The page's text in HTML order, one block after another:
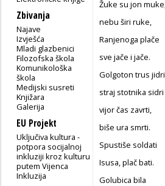
Zbivanja
Najave
Izvješća
Mladi glazbenici
Filozofska škola
Komunikološka
škola
Medijski susreti
Knjižara
Galerija
EU Projekt
Uključiva kultura -
potpora socijalnoj
inkluziji kroz kulturu
putem Vijenca
Inkluzija
Žuke su jon muke,
nebu širi ruke,
Ranjenoga plače
sve jače i jače.
Golgoton trus jidri
straj stotnika sidri
vijor čas zavrti,
biše ura smrti.
Spustiše soldati
Isusa, plač bati.
Golubica bila